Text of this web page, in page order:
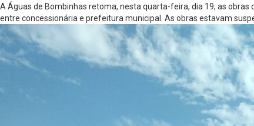
A Águas de Bombinhas retoma, nesta quarta-feira, dia 19, as
entre concessionária e prefeitura municipal. As obras estavam